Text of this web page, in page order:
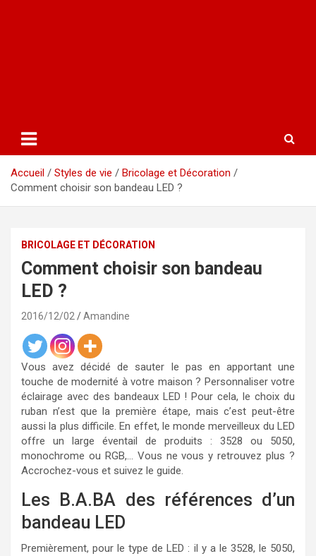
Accueil Styles de vie
Bricolage et Décoration
Comment choisir son bandeau LED ?
BRICOLAGE ET DÉCORATION
Comment choisir son bandeau
LED ?
2016/12/02 Amandine
Vous avez décidé de sauter le pas en apportant une
touche de modernité à votre maison ? Personnaliser votre
éclairage avec des bandeaux LED ! Pour cela, le choix du
ruban n’est que la première étape, mais c’est peut-être
aussi la plus difficile. En effet, le monde merveilleux du LED
offre un large éventail de produits : 3528 ou 5050,
monochrome ou RGB,… Vous ne vous y retrouvez plus ?
Accrochez-vous et suivez le guide.
Les B.A.BA des références d’un
bandeau LED
Premièrement, pour le type de LED : il y a le 3528, le 5050,